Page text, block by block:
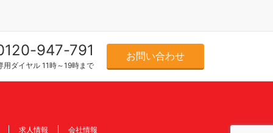
947-791
用ダイヤル 11時～19時まで
お問い合わせ
求人情報 会社情報